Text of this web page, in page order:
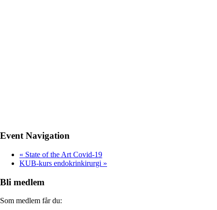
Event Navigation
« State of the Art Covid-19
KUB-kurs endokrinkirurgi »
Bli medlem
Som medlem får du: